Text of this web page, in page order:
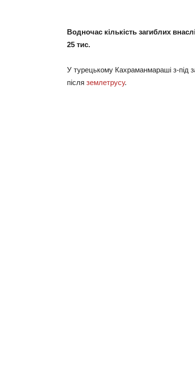
Водночас кількість загиблих
25 тис.
У турецькому Кахраманмараші з-під
після землетрусу.